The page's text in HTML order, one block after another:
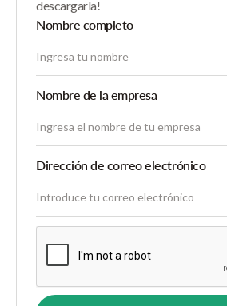
descargarla!
Nombre completo
Nombre de la empresa
Dirección de correo electrónico